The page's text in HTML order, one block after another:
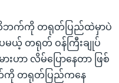
တိဘက်ကို တရုတ်ပြည်ထဲမှာပဲ
ေမယ့် တရုတ် ဝန်ကြီးချုပ်
းဟာ လိမ်ပြောနေတာ ဖြစ်
တရုတ်ပြည်ကနေ